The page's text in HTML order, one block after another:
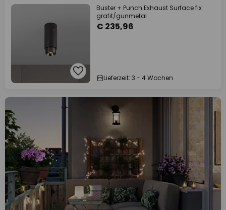
Buster + Punch Exhaust Surface fix
grafit/gunmetal
€ 235,96
Lieferzeit: 3 - 4 Wochen